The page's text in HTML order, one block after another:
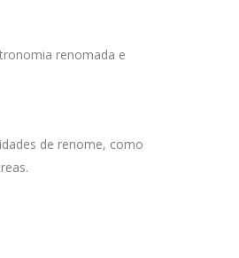
renomada e
de renome, como